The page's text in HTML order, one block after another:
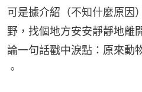
可是據介紹（不知什麼原因
野，找個地方安安靜靜地
論一句話戳中淚點：原來動
。